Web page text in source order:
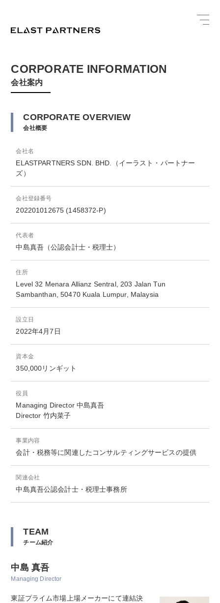
会社案内
CORPORATE INFORMATION
会社概要
CORPORATE OVERVIEW
会社名
ELASTPARTNERS SDN. BHD.（イーラスト・パートナー
ズ）
会社登録番号
202201012675 (1458372-P)
代表者
中島真吾（公認会計士・税理士）
住所
Level 32 Menara Allianz Sentral, 203 Jalan Tun
Sambanthan, 50470 Kuala Lumpur, Malaysia
設立日
2022年4月7日
資本金
350,000リンギット
役員
Managing Director 中島真吾
Director 竹内菜子
事業内容
会計・税務等に関連したコンサルティングサービスの提供
関連会社
中島真吾公認会計士・税理士事務所
チーム紹介
TEAM
中島 真吾
Managing Director
東証プライム市場上場メーカーにて連結決